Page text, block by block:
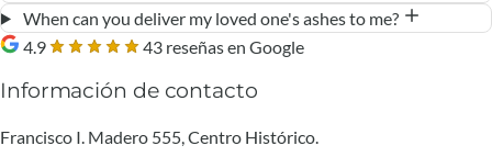
When can you deliver my loved one's ashes to me?
4.9
43 reseñas en Google
Información de contacto
Francisco I. Madero 555, Centro Histórico.